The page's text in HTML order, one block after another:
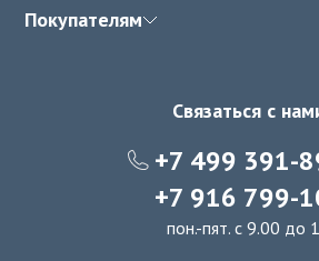
Покупателям
Связаться с
+7 499 391-
+7 916 799-
пон.-пят. с 9.00 до